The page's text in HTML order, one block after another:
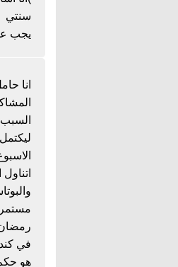
سنتي
يجب
انا
رمضان
هو